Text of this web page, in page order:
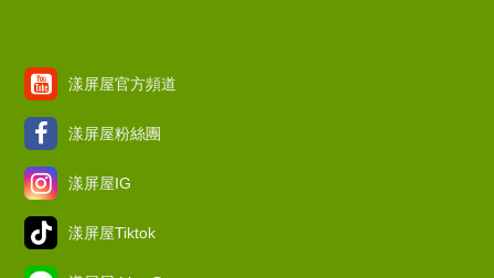
漾屏屋官方頻道
漾屏屋粉絲團
漾屏屋IG
漾屏屋Tiktok